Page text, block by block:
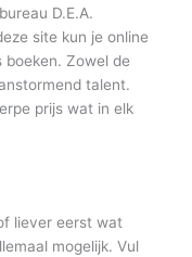
D.E.A.
site kun je online
boeken. Zowel de
talent.
prijs wat in elk
liever eerst wat
mogelijk. Vul